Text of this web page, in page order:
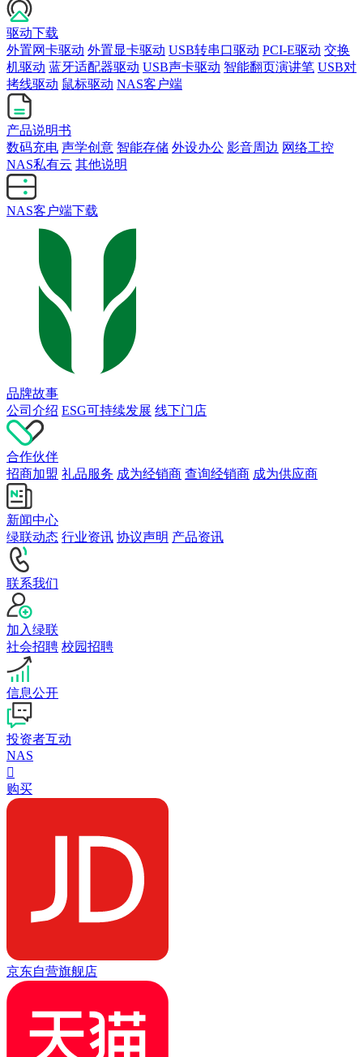
驱动下载
外置网卡驱动 外置显卡驱动 USB转串口驱动 PCI-E驱动 交换
机驱动 蓝牙适配器驱动 USB声卡驱动 智能翻页演讲笔 USB对
拷线驱动 鼠标驱动 NAS客户端
产品说明书
数码充电 声学创意 智能存储 外设办公 影音周边 网络工控
NAS私有云 其他说明
NAS客户端下载
品牌故事
公司介绍 ESG可持续发展 线下门店
合作伙伴
招商加盟 礼品服务 成为经销商 查询经销商 成为供应商
新闻中心
绿联动态 行业资讯 协议声明 产品资讯
联系我们
加入绿联
社会招聘 校园招聘
信息公开
投资者互动
NAS

购买
京东自营旗舰店